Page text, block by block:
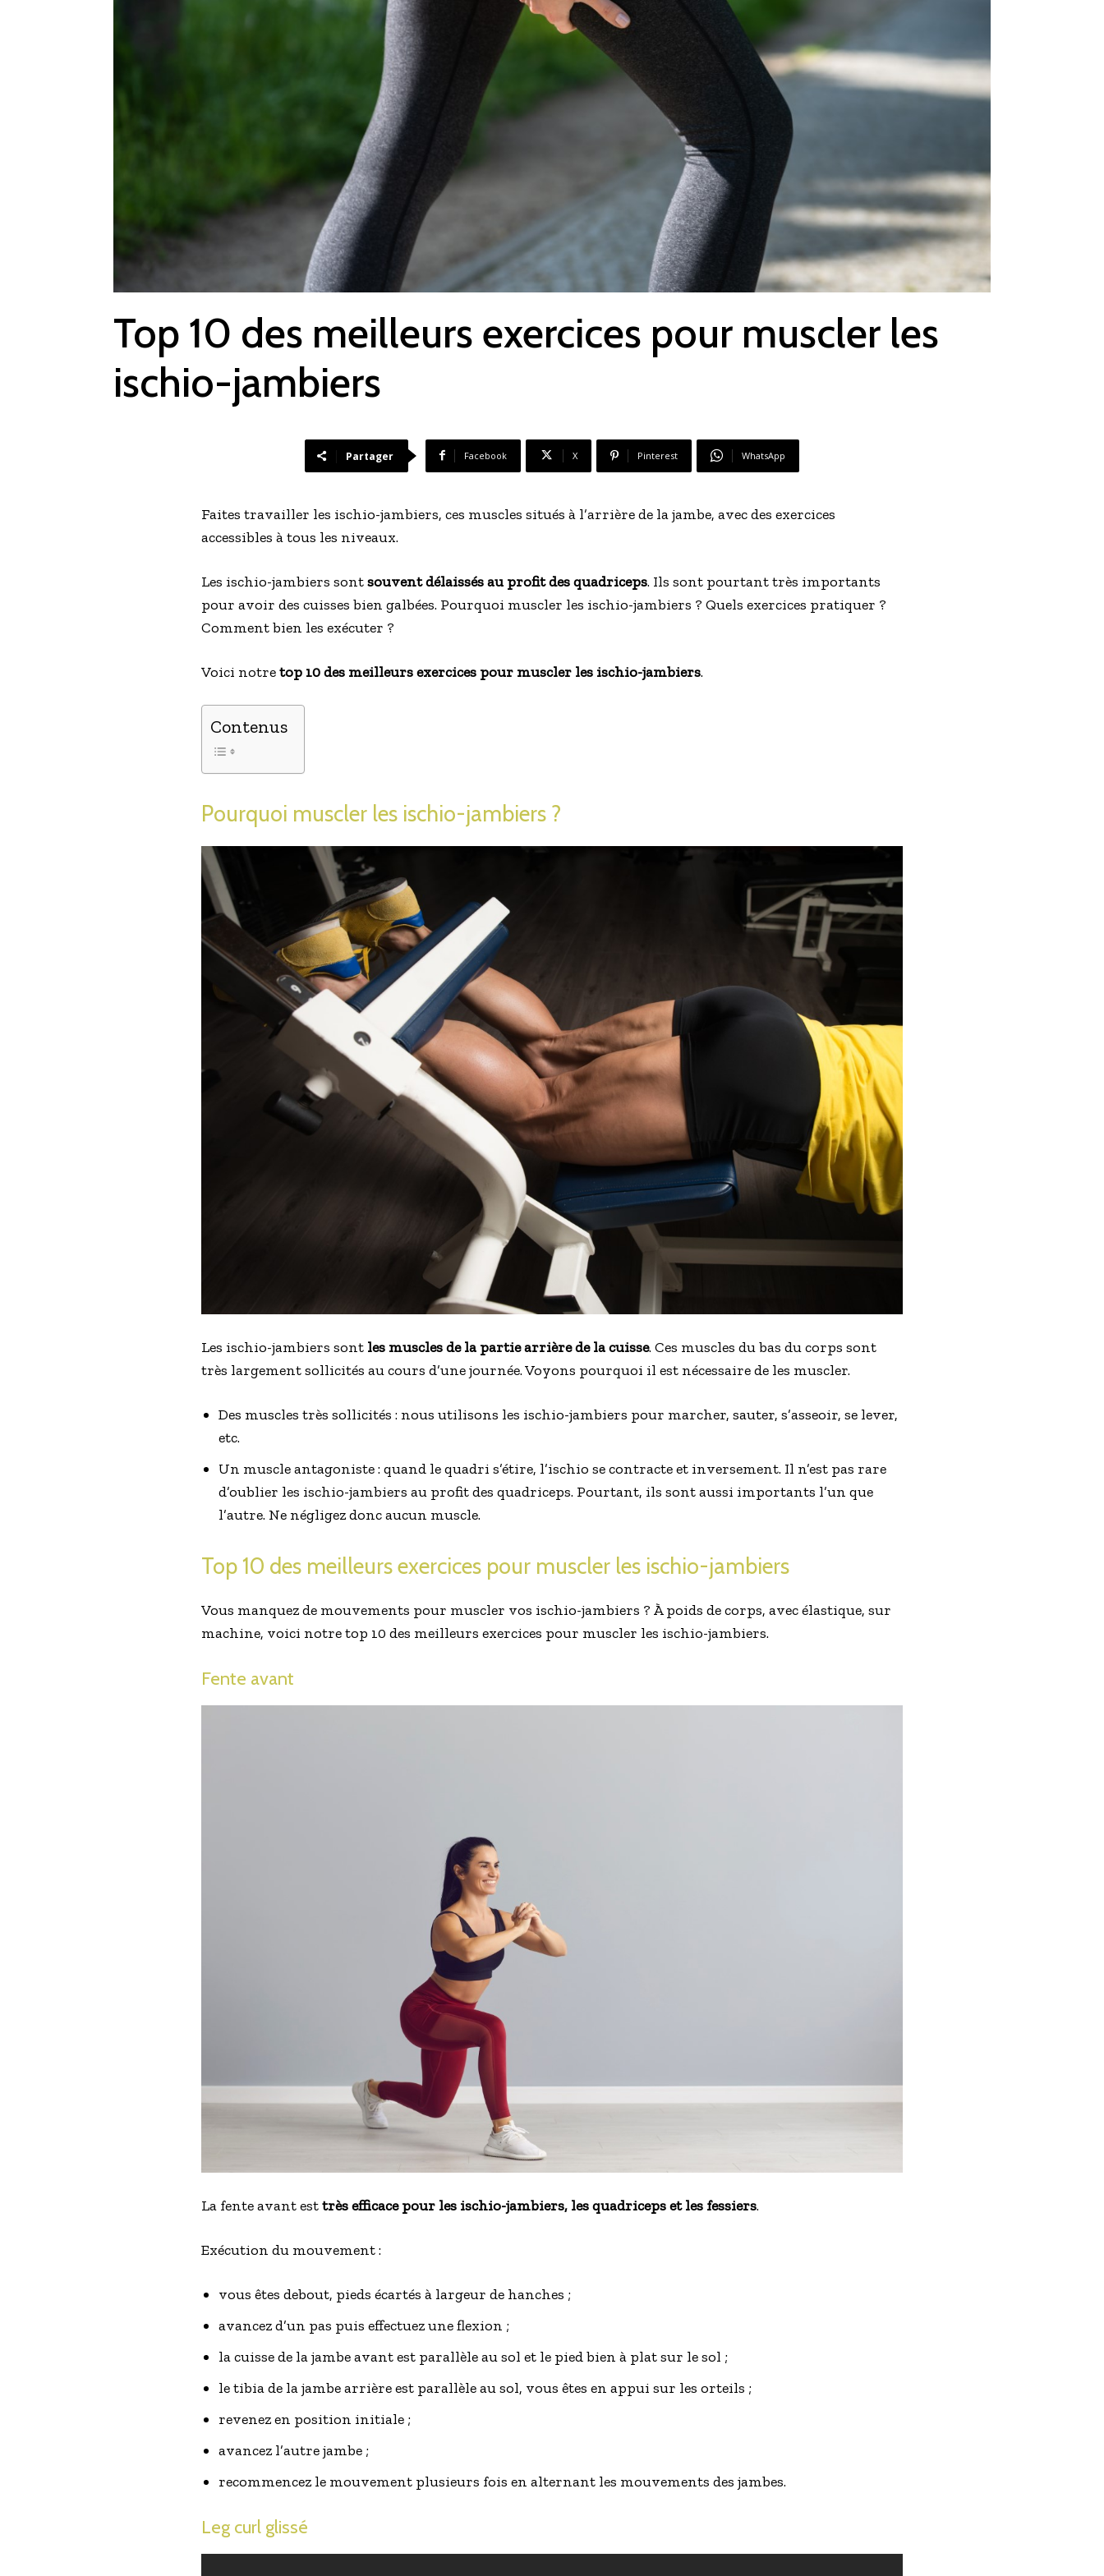
Top 10 des meilleurs exercices pour muscler les
ischio-jambiers
Partager Facebook X Pinterest WhatsApp
Faites travailler les ischio-jambiers, ces muscles situés à l’arrière de la jambe, avec des exercices
accessibles à tous les niveaux.
Les ischio-jambiers sontsouvent délaissés au profit des quadriceps. Ils sont pourtant très importants
pour avoir des cuisses bien galbées. Pourquoi muscler les ischio-jambiers ? Quels exercices pratiquer ?
Comment bien les exécuter ?
Voici notretop 10 des meilleurs exercices pour muscler les ischio-jambiers.
Contenus
Pourquoi muscler les ischio-jambiers ?
Les ischio-jambiers sont les muscles de la partie arrière de la cuisse. Ces muscles du bas du corps sont
très largement sollicités au cours d’une journée. Voyons pourquoi il est nécessaire de les muscler.
Des muscles très sollicités : nous utilisons les ischio-jambiers pour marcher, sauter, s’asseoir, se lever,
etc.
Un muscle antagoniste : quand le quadri s’étire, l’ischio se contracte et inversement. Il n’est pas rare
d’oublier les ischio-jambiers au profit des quadriceps. Pourtant, ils sont aussi importants l’un que
l’autre. Ne négligez donc aucun muscle.
Top 10 des meilleurs exercices pour muscler les ischio-jambiers
Vous manquez de mouvements pour muscler vos ischio-jambiers ? À poids de corps, avec élastique, sur
machine, voici notre top 10 des meilleurs exercices pour muscler les ischio-jambiers.
Fente avant
La fente avant esttrès efficace pour les ischio-jambiers, les quadriceps et les fessiers.
Exécution du mouvement :
vous êtes debout, pieds écartés à largeur de hanches ;
avancez d’un pas puis effectuez une flexion ;
la cuisse de la jambe avant est parallèle au sol et le pied bien à plat sur le sol ;
le tibia de la jambe arrière est parallèle au sol, vous êtes en appui sur les orteils ;
revenez en position initiale ;
avancez l’autre jambe ;
recommencez le mouvement plusieurs fois en alternant les mouvements des jambes.
Leg curl glissé